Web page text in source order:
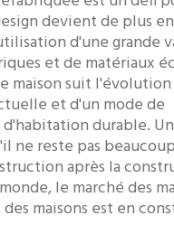
devient de plus
d'une grande
et de matériaux
maison suit
et d'un mode de
durable.
ne reste pas
après la
le marché des
maisons est en